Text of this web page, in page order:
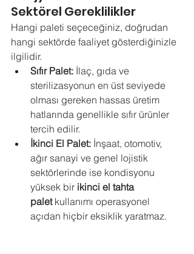
Sektörel Gereklilikler
Hangi paleti seçeceğiniz, doğrudan
hangi sektörde faaliyet gösterdiğinizle
ilgilidir.
Sıfır Palet: İlaç, gıda ve
sterilizasyonun en üst seviyede
olması gereken hassas üretim
hatlarında genellikle sıfır ürünler
tercih edilir.
İkinci El Palet: İnşaat, otomotiv,
ağır sanayi ve genel lojistik
sektörlerinde ise kondisyonu
yüksek bir ikinci el tahta
palet kullanımı operasyonel
açıdan hiçbir eksiklik yaratmaz.